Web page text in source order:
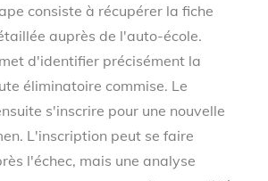
consiste à récupérer la fiche
auprès de l'auto-école.
d'identifier précisément la
éliminatoire commise. Le
s'inscrire pour une nouvelle
L'inscription peut se faire
l'échec, mais une analyse